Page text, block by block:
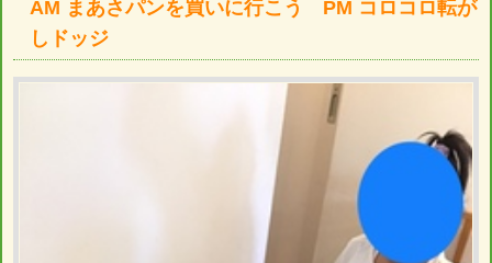
AM まあさパンを買いに行こう PM コロコロ転が
しドッジ